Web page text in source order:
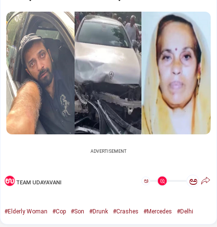
ADVERTISEMENT
TEAM UDAYAVANI ಅ ಅ
#Elderly Woman #Cop #Son #Drunk #Crashes #Mercedes #Delhi